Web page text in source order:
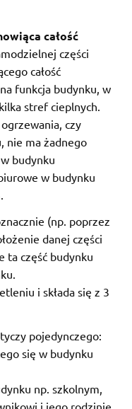
całość
części
całość
funkcja budynku, w
stref cieplnych.
czy
nie ma żadnego
budynku
w budynku
(np. poprzez
danej części
ta część budynku
i składa się z 3
pojedynczego:
się w budynku
np. szkolnym,
i jego rodzinie.